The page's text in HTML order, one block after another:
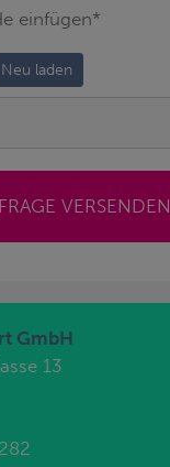
einfügen*
Neu laden
VERSENDEN
GmbH
13